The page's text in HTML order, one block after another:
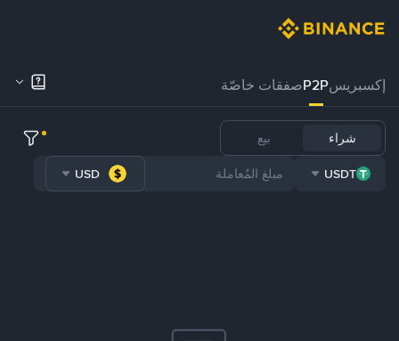
إكسبريسP2Pصفقات خاصّة
شراء بيع
USDT
USD